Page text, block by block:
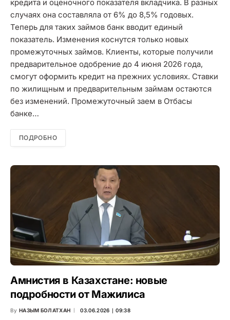
кредита и оценочного показателя вкладчика. В разных
случаях она составляла от 6% до 8,5% годовых.
Теперь для таких займов банк вводит единый
показатель. Изменения коснутся только новых
промежуточных займов. Клиенты, которые получили
предварительное одобрение до 4 июня 2026 года,
смогут оформить кредит на прежних условиях. Ставки
по жилищным и предварительным займам остаются
без изменений. Промежуточный заем в Отбасы
банке…
ПОДРОБНО
Амнистия в Казахстане: новые
подробности от Мажилиса
By НАЗЫМ БОЛАТХАН 03.06.2026 ∣ 09:38